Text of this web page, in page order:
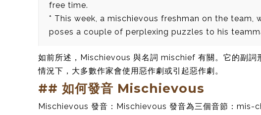
free time.
* This week, a mischievous freshman on the team,
poses a couple of perplexing puzzles to his
如前所述，Mischievous 與名詞 mischief 有關。它的副詞
情況下，大多數作家會使用惡作劇或引起惡作劇。
## 如何發音 Mischievous
Mischievous 發音：Mischievous 發音為三個音節：mis-